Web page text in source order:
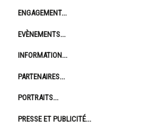
ENGAGEMENT
EVÈNEMENTS
INFORMATION
PARTENAIRES
PORTRAITS
PRESSE ET PUBLICITÉ